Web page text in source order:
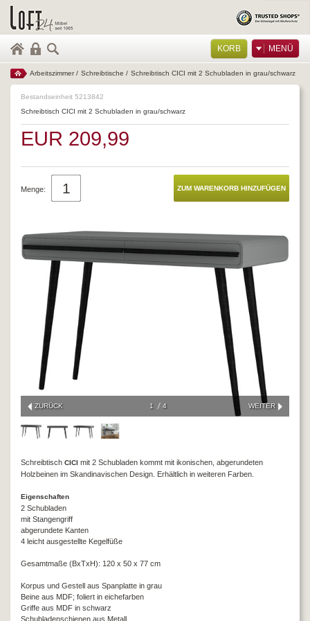
KORB MENÜ
Arbeitszimmer/ Schreibtische / Schreibtisch CICI mit 2 Schubladen in grau/schwarz
Bestandseinheit 5213842
Schreibtisch CICI mit 2 Schubladen in grau/schwarz
EUR 209,99
Menge:
ZURÜCK WEITER
1 4
Schreibtisch CICI mit 2 Schubladen kommt mit ikonischen, abgerundeten
Holzbeinen im Skandinavischen Design. Erhältlich in weiteren Farben.
Eigenschaften
2 Schubladen
mit Stangengriff
abgerundete Kanten
4 leicht ausgestellte Kegelfüße
Gesamtmaße (BxTxH): 120 x 50 x 77 cm
Korpus und Gestell aus Spanplatte in grau
Beine aus MDF; foliert in eichefarben
Griffe aus MDF in schwarz
Schubladenschienen aus Metall